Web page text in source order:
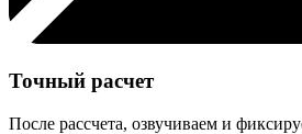
Точный расчет
После рассчета, озвучиваем и